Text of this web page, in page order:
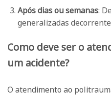
Após dias ou semanas:
generalizadas
Como deve ser o
um acidente?
O atendimento ao